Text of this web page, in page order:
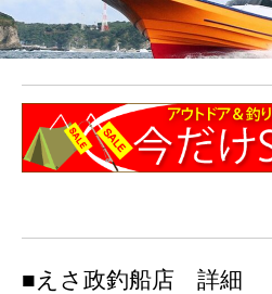
■えさ政釣船店 詳細